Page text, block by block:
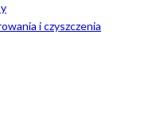
i czyszczenia